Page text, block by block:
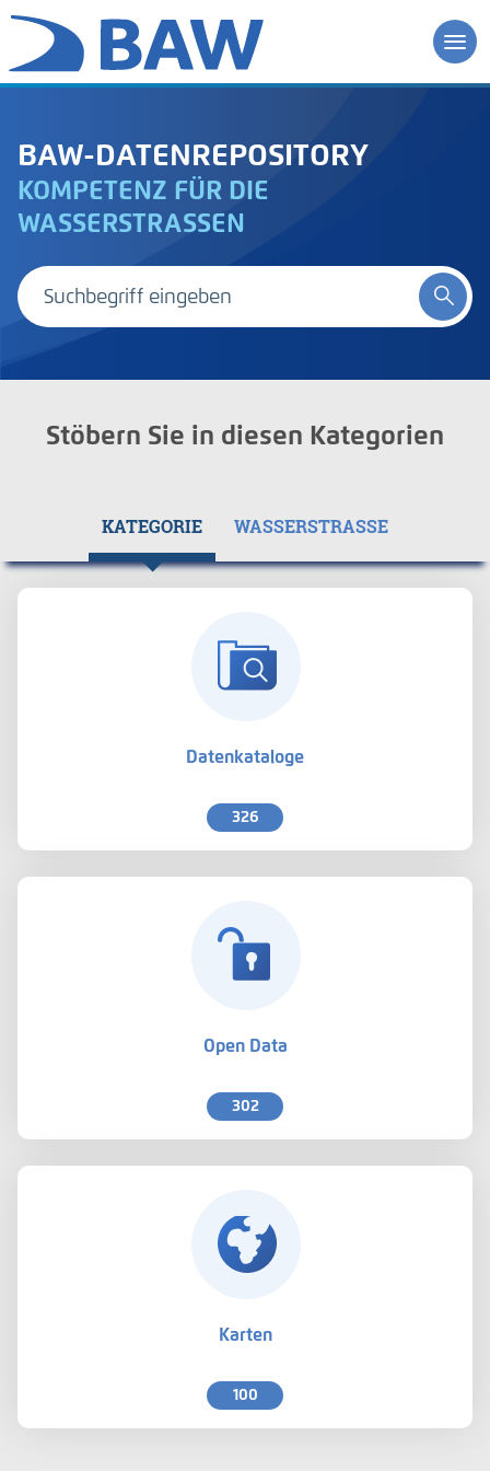
BAW-DATENREPOSITORY
KOMPETENZ FÜR DIE
WASSERSTRASSEN
Stöbern Sie in diesen Kategorien
KATEGORIE WASSERSTRASSE
Datenkataloge
326
Open Data
302
Karten
100